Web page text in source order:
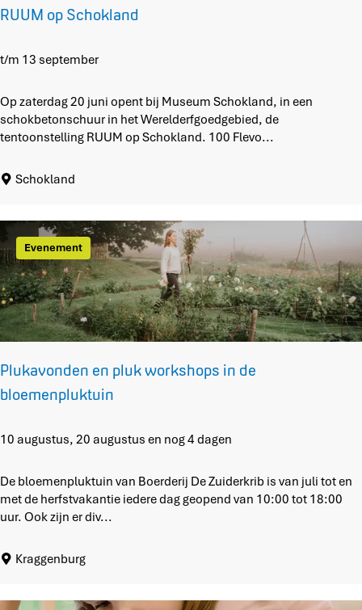
RUUM op Schokland
R
U
o
c
o
l
a
n
d
t/m 13 september
Op zaterdag 20 juni opent bij Museum Schokland, in een
schokbetonschuur in het Werelderfgoedgebied, de
tentoonstelling RUUM op Schokland. 100 Flevo...
Schokland
Plukavonden en pluk workshops in de
bloemenpluktuin
P
u
n
e
Evenement
10 augustus, 20 augustus en nog 4 dagen
De bloemenpluktuin van Boerderij De Zuiderkrib is van juli tot en
met de herfstvakantie iedere dag geopend van 10:00 tot 18:00
uur. Ook zijn er div...
Kraggenburg